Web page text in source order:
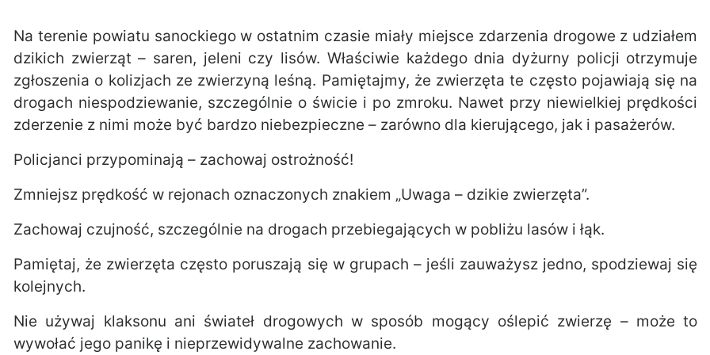
Na terenie powiatu sanockiego w ostatnim czasie miały miejsce zdarzenia drogowe z udziałem
dzikich zwierząt – saren, jeleni czy lisów. Właściwie każdego dnia dyżurny policji otrzymuje
zgłoszenia o kolizjach ze zwierzyną leśną. Pamiętajmy, że zwierzęta te często pojawiają się na
drogach niespodziewanie, szczególnie o świcie i po zmroku. Nawet przy niewielkiej prędkości
zderzenie z nimi może być bardzo niebezpieczne – zarówno dla kierującego, jak i pasażerów.
Policjanci przypominają – zachowaj ostrożność!
Zmniejsz prędkość w rejonach oznaczonych znakiem „Uwaga – dzikie zwierzęta”.
Zachowaj czujność, szczególnie na drogach przebiegających w pobliżu lasów i łąk.
Pamiętaj, że zwierzęta często poruszają się w grupach – jeśli zauważysz jedno, spodziewaj się
kolejnych.
Nie używaj klaksonu ani świateł drogowych w sposób mogący oślepić zwierzę – może to
wywołać jego panikę i nieprzewidywalne zachowanie.